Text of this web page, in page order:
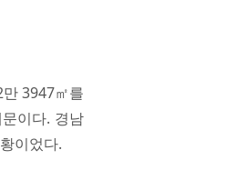
3947㎡를
이다. 경남
이었다.